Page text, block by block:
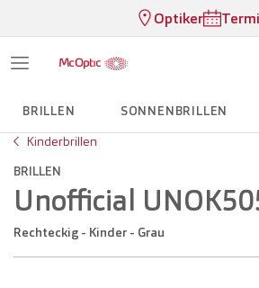
Optiker
BRILLEN SONNENBRILLEN
Kinderbrillen
BRILLEN
Unofficial
Rechteckig - Kinder - Grau